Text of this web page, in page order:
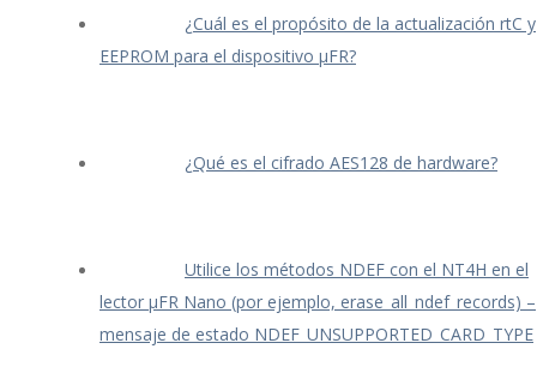
¿Cuál es el propósito de la actualización rtC y
EEPROM para el dispositivo μFR?
¿Qué es el cifrado AES128 de hardware?
Utilice los métodos NDEF con el NT4H en el
lector μFR Nano (por ejemplo, erase_all_ndef_records) –
mensaje de estado NDEF_UNSUPPORTED_CARD_TYPE